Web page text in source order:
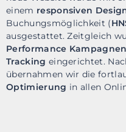
einem responsiven
Buchungsmöglichkeit (
ausgestattet. Zeitgleich
Performance Kampagnen
Tracking eingerichtet.
übernahmen wir die
Optimierung in allen